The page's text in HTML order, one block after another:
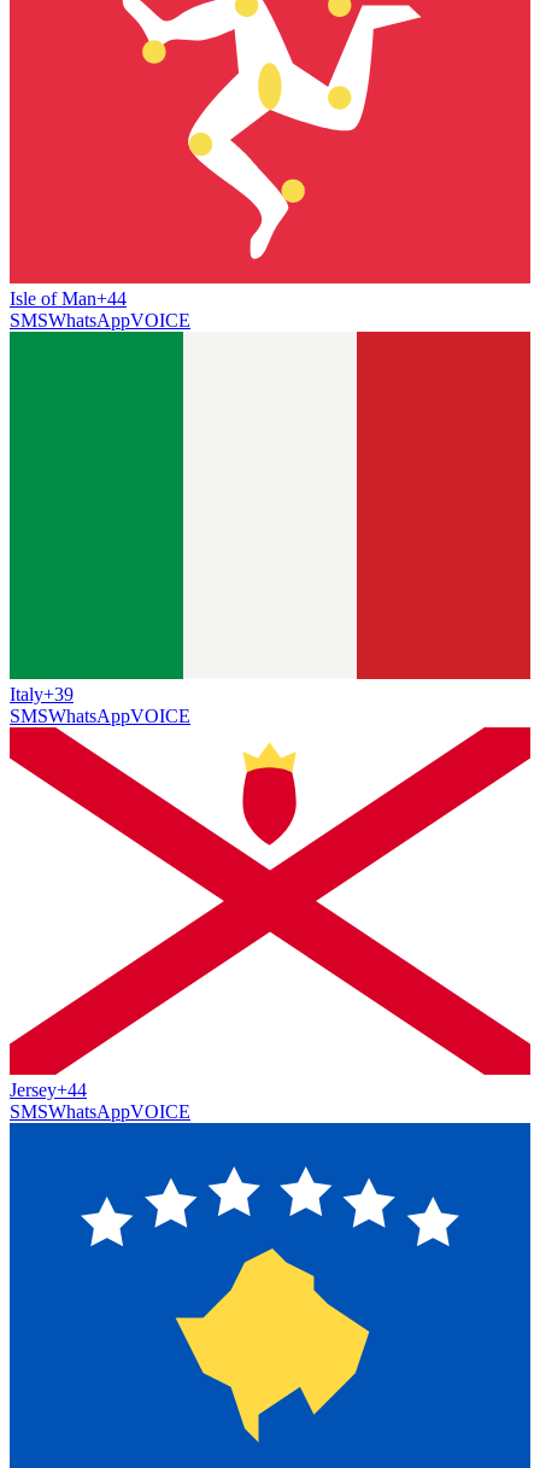
Isle of Man+44
SMSWhatsAppVOICE
Italy+39
SMSWhatsAppVOICE
Jersey+44
SMSWhatsAppVOICE